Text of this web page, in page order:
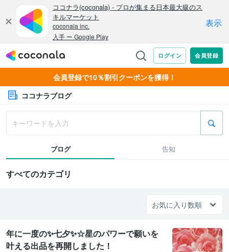
会員登録で10％割引クーポンを獲得！
ココナラブログ
ブログ 告知
すべてのカテゴリ
年に一度の✨七夕✨☆星のパワーで願いを
叶える出品を再開しました！